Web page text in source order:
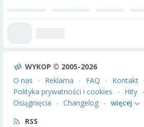
WYKOP © 2005-2026
O nas
Reklama FAQ Kontakt
Polityka prywatności i cookies
Hity
Osiągnięcia
Changelog
więcej
RSS